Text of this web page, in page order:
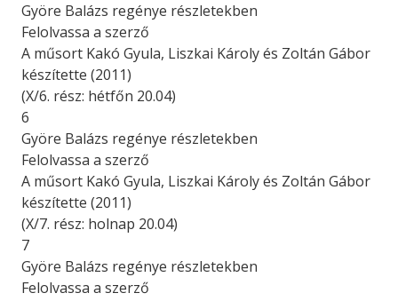
Györe Balázs regénye részletekben
Felolvassa a szerző
A műsort Kakó Gyula, Liszkai Károly és Zoltán Gábor
készítette (2011)
(X/6. rész: hétfőn 20.04)
6
Györe Balázs regénye részletekben
Felolvassa a szerző
A műsort Kakó Gyula, Liszkai Károly és Zoltán Gábor
készítette (2011)
(X/7. rész: holnap 20.04)
7
Györe Balázs regénye részletekben
Felolvassa a szerző